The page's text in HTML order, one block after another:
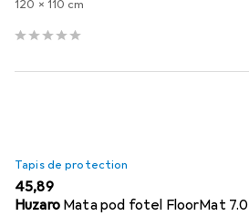
120 x 110 cm
Tapis de protection
EUR
45,89
Huzaro Mata pod fotel FloorMat 7.0